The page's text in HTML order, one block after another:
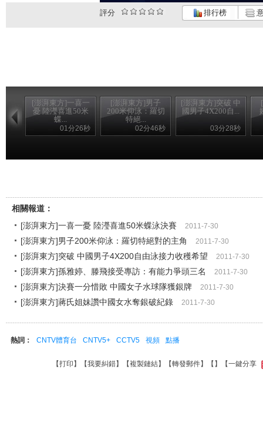
評分 排行榜
[澎湃東方]一喜一
憂 陸瀅喜進50米
蝶...
01分26秒
[澎湃東方]男子
200米仰泳：羅切
特絕...
02分46秒
[澎湃東方]突破 中
國男子4X200自...
03分28秒
相關報道：
[澎湃東方]一喜一憂 陸瀅喜進50米蝶泳決賽
2011-7-30
[澎湃東方]男子200米仰泳：羅切特絕對的主角 2011-7-30
[澎湃東方]突破 中國男子4X200自由泳接力收穫希望 2011-7-30
[澎湃東方]孫雅婷、滕飛接受專訪：有能力爭頭三名 2011-7-30
[澎湃東方]決賽一分惜敗 中國女子水球隊獲銀牌 2011-7-30
[澎湃東方]蔣氏姐妹讚中國女水奪銀破紀錄 2011-7-30
熱詞： CNTV體育台 CNTV5+ CCTV5 視頻 點播
【打印 】【我要糾錯】【複製鏈結】【轉發郵件】【 】 【一鍵分享